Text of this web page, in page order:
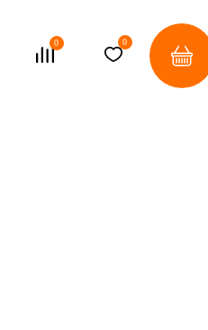
0 0